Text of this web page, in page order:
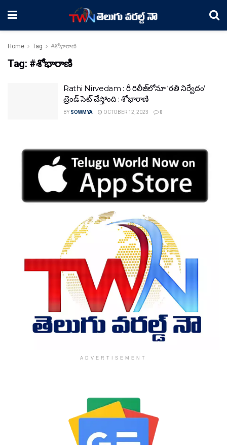
Home Tag #శోభారాణి
Tag: #శోభారాణి
Rathi Nirvedam : రీ రిలీజ్‌లోనూ ‘రతి నిర్వేదం’
ట్రెండ్‌ సెట్‌ చేస్తోంది : శోభారాణి
BY SOWMYA OCTOBER 12, 2023 0
ADVERTISEMENT